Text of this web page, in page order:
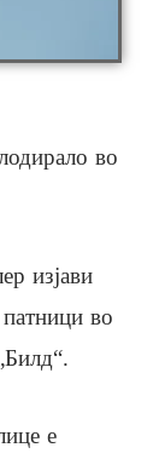
во
изјави
патници во
е